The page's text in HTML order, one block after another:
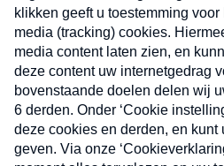
Nieuwsbrief
Neem hier een gratis